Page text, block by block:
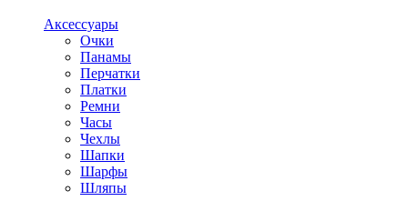
Аксессуары
Очки
Панамы
Перчатки
Платки
Ремни
Часы
Чехлы
Шапки
Шарфы
Шляпы